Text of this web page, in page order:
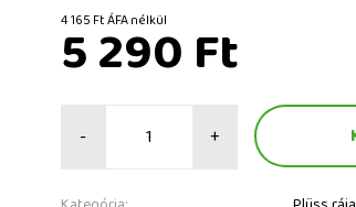
4 165 Ft ÁFA nélkül
5 290 Ft
- +